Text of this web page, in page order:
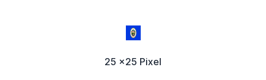
25 x25 Pixel